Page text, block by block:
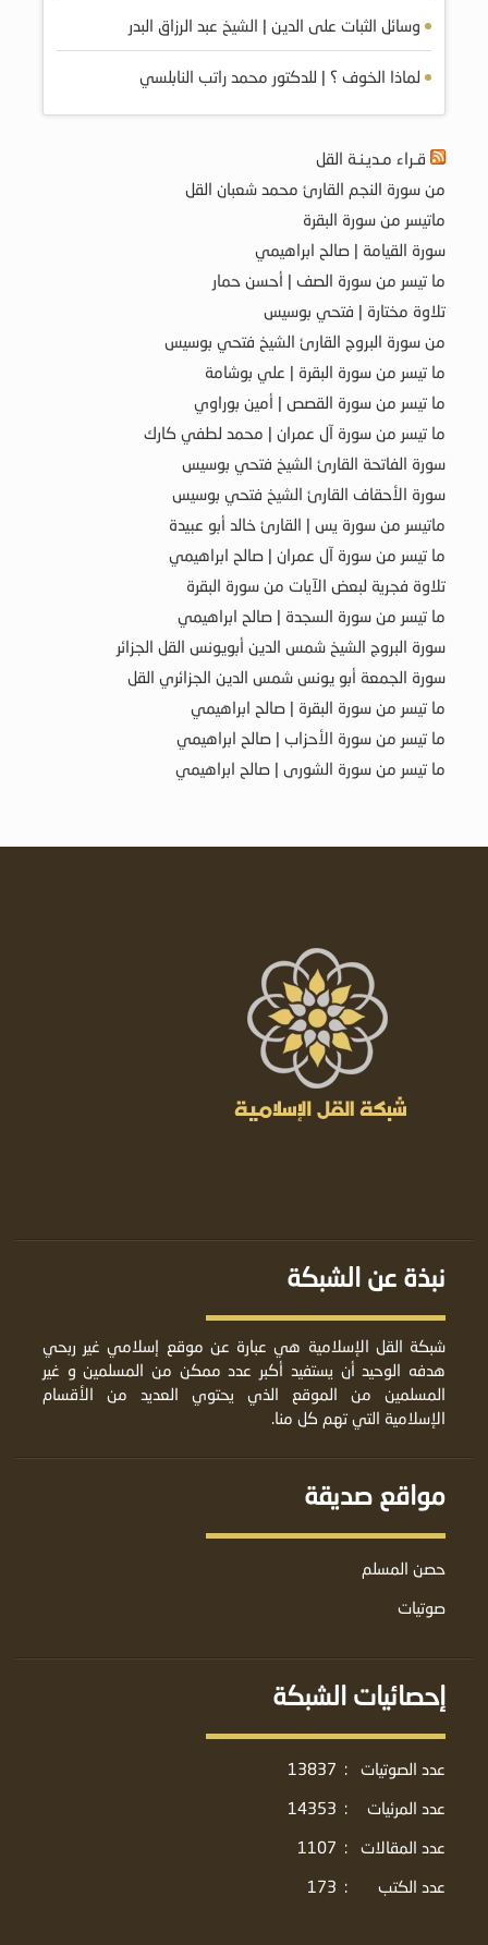
وسائل الثبات على الدين | الشيخ عبد الرزاق البدر
لماذا الخوف ؟ | للدكتور محمد راتب النابلسي
قـراء مـديـنـة القل
من سورة النجم القارئ محمد شعبان القل
ماتيسر من سورة البقرة
سورة القيامة | صالح ابراهيمي
ما تيسر من سورة الصف | أحسن حمار
تلاوة مختارة | فتحي بوسيس
من سورة البروج القارئ الشيخ فتحي بوسيس
ما تيسر من سورة البقرة | علي بوشامة
ما تيسر من سورة القصص | أمين بوراوي
ما تيسر من سورة آل عمران | محمد لطفي كارك
سورة الفاتحة القارئ الشيخ فتحي بوسيس
سورة الأحقاف القارئ الشيخ فتحي بوسيس
ماتيسر من سورة يس | القارئ خالد أبو عبيدة
ما تيسر من سورة آل عمران | صالح ابراهيمي
تلاوة فجرية لبعض الآيات من سورة البقرة
ما تيسر من سورة السجدة | صالح ابراهيمي
سورة البروج الشيخ شمس الدين أبويونس القل الجزائر
سورة الجمعة أبو يونس شمس الدين الجزائري القل
ما تيسر من سورة البقرة | صالح ابراهيمي
ما تيسر من سورة الأحزاب | صالح ابراهيمي
ما تيسر من سورة الشورى | صالح ابراهيمي
نبذة عن الشبكة
شبكة القل الإسلامية هي عبارة عن موقع إسلامي غير ربحي
هدفه الوحيد أن يستفيد أكبر عدد ممكن من المسلمين و غير
المسلمين من الموقع الذي يحتوي العديد من الأقسام
الإسلامية التي تهم كل منا.
مواقع صديقة
حصن المسلم
صوتيات
إحصائيات الشبكة
عدد الصوتيات :
13837
عدد المرئيات
:
14353
عدد المقالات
:
1107
عدد الكتب
:
173